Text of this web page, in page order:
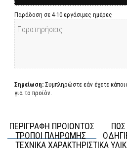
Παράδοση σε 4-10 εργάσιμες ημέρες
Σημείωση: Συμπληρώστε εάν έχετε
για το προϊόν.
ΠΕΡΙΓΡΑΦΗ ΠΡΟΙΟΝΤΟΣ
ΠΩΣ
ΤΡΟΠΟΙ ΠΛΗΡΩΜΗΣ
ΤΕΧΝΙΚΑ ΧΑΡΑΚΤΗΡΙΣΤΙΚΑ